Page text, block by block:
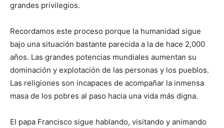
grandes privilegios.
Recordamos este proceso porque la humanidad sigue
bajo una situación bastante parecida a la de hace 2,000
años. Las grandes potencias mundiales aumentan su
dominación y explotación de las personas y los pueblos.
Las religiones son incapaces de acompañar la inmensa
masa de los pobres al paso hacia una vida más digna.
El papa Francisco sigue hablando, visitando y animando